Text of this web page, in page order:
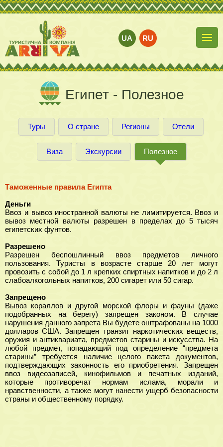
UA RU
Египет - Полезное
Туры О стране Регионы Отели
Виза Экскурсии Полезное
Таможенные правила Египта
Деньги
Ввоз и вывоз иностранной валюты не лимитируется. Ввоз и
вывоз местной валюты разрешен в пределах до 5 тысяч
египетских фунтов.
Разрешено
Разрешен беспошлинный ввоз предметов личного
пользования. Туристы в возрасте старше 20 лет могут
провозить с собой до 1 л крепких спиртных напитков и до 2 л
слабоалкогольных напитков, 200 сигарет или 50 сигар.
Запрещено
Вывоз кораллов и другой морской флоры и фауны (даже
подобранных на берегу) запрещен законом. В случае
нарушения данного запрета Вы будете оштрафованы на 1000
долларов США. Запрещен транзит наркотических веществ,
оружия и антиквариата, предметов старины и искусства. На
любой предмет, попадающий под определение “предмета
старины” требуется наличие целого пакета документов,
подтверждающих законность его приобретения. Запрещен
ввоз видеозаписей, кинофильмов и печатных изданий,
которые противоречат нормам ислама, морали и
нравственности, а также могут нанести ущерб безопасности
страны и общественному порядку.